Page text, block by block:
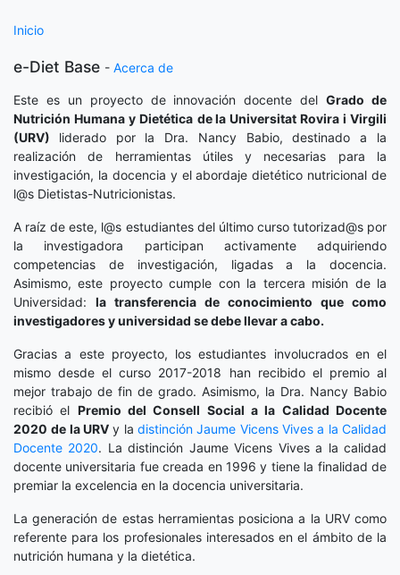
Inicio
e-Diet Base - Acerca de
Este es un proyecto de innovación docente delGrado de
Nutrición Humana y Dietética de la Universitat Rovira i Virgili
(URV) liderado por la Dra. Nancy Babio, destinado a la
realización de herramientas útiles y necesarias para la
investigación, la docencia y el abordaje dietético nutricional de
l@s Dietistas-Nutricionistas.
A raíz de este, l@s estudiantes del último curso tutorizad@s por
la investigadora participan activamente adquiriendo
competencias de investigación, ligadas a la docencia.
Asimismo, este proyecto cumple con la tercera misión de la
Universidad: la transferencia de conocimiento que como
investigadores y universidad se debe llevar a cabo.
Gracias a este proyecto, los estudiantes involucrados en el
mismo desde el curso 2017-2018 han recibido el premio al
mejor trabajo de fin de grado. Asimismo, la Dra. Nancy Babio
recibió el Premio del Consell Social a la Calidad Docente
2020 de la URV y ladistinción Jaume Vicens Vives a la Calidad
Docente 2020. La distinción Jaume Vicens Vives a la calidad
docente universitaria fue creada en 1996 y tiene la finalidad de
premiar la excelencia en la docencia universitaria.
La generación de estas herramientas posiciona a la URV como
referente para los profesionales interesados en el ámbito de la
nutrición humana y la dietética.